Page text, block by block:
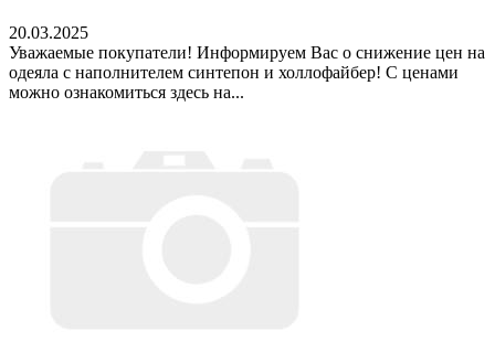
20.03.2025
Уважаемые покупатели! Информируем Вас о снижение цен на
одеяла с наполнителем синтепон и холлофайбер! С ценами
можно ознакомиться здесь на...